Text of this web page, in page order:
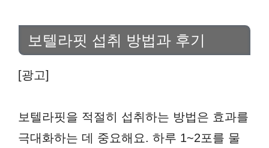
보텔라핏 섭취 방법과 후기
[광고]
보텔라핏을 적절히 섭취하는 방법은 효과를
극대화하는 데 중요해요. 하루 1~2포를 물